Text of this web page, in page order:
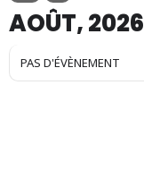
AOÛT, 2026
PAS D'ÉVÈNEMENT